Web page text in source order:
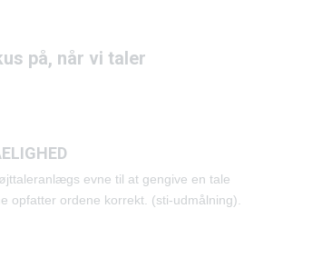
på, når vi taler
evne til at gengive en tale
opfatter ordene korrekt. (sti-udmålning).